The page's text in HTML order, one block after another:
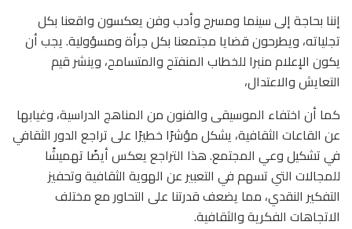
إننا بحاجة إلى سينما ومسرح وأدب وفن يعكسون واقعنا بكل
تجلياته، ويطرحون قضايا مجتمعنا بكل جرأة ومسؤولية. يجب أن
يكون الإعلام منبرا للخطاب المنفتح والمتسامح، وينشر قيم
التعايش والاعتدال،
كما أن اختفاء الموسيقى والفنون من المناهج الدراسية، وغيابها
عن القاعات الثقافية، يشكل مؤشرًا خطيرًا على تراجع الدور الثقافي
في تشكيل وعي المجتمع. هذا التراجع يعكس أيضًا تهميشًا
للمجالات التي تسهم في التعبير عن الهوية الثقافية وتحفيز
التفكير النقدي، مما يضعف قدرتنا على التحاور مع مختلف
الاتجاهات الفكرية والثقافية.